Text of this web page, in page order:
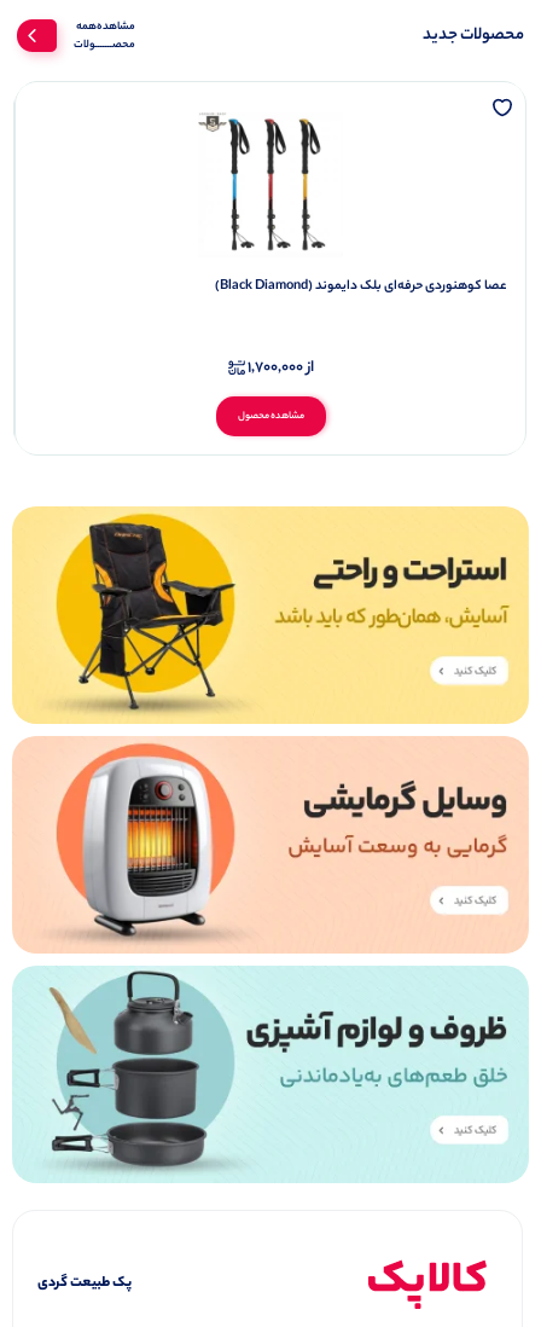
محصولات جدید
مشاهده‌همه‌
محصـــــــولات
عصا کوهنوردی حرفه‌ای بلک دایموند (Black Diamond)
مشاهده محصول
از1,700,000
پک طبیعت گردی